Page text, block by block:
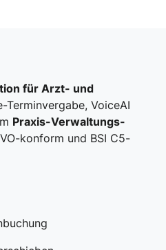
für Arzt- und
Terminvergabe, VoiceAI
Praxis-Verwaltungs-
konform und BSI C5-